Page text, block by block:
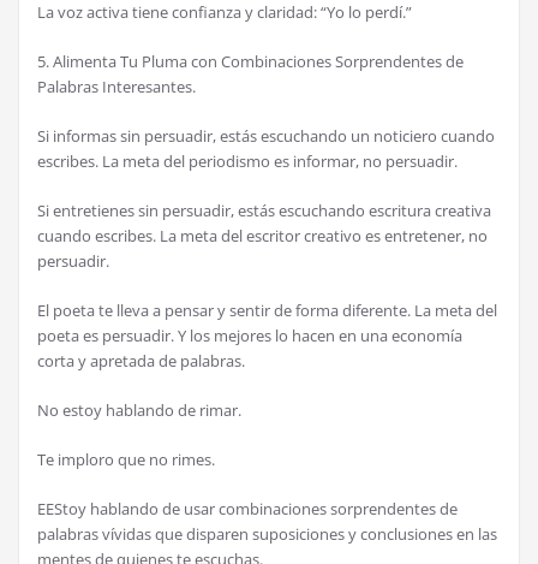
La voz activa tiene confianza y claridad: “Yo lo perdí.”
5. Alimenta Tu Pluma con Combinaciones Sorprendentes de
Palabras Interesantes.
Si informas sin persuadir, estás escuchando un noticiero cuando
escribes. La meta del periodismo es informar, no persuadir.
Si entretienes sin persuadir, estás escuchando escritura creativa
cuando escribes. La meta del escritor creativo es entretener, no
persuadir.
El poeta te lleva a pensar y sentir de forma diferente. La meta del
poeta es persuadir. Y los mejores lo hacen en una economía
corta y apretada de palabras.
No estoy hablando de rimar.
Te imploro que no rimes.
EEStoy hablando de usar combinaciones sorprendentes de
palabras vívidas que disparen suposiciones y conclusiones en las
mentes de quienes te escuchas.